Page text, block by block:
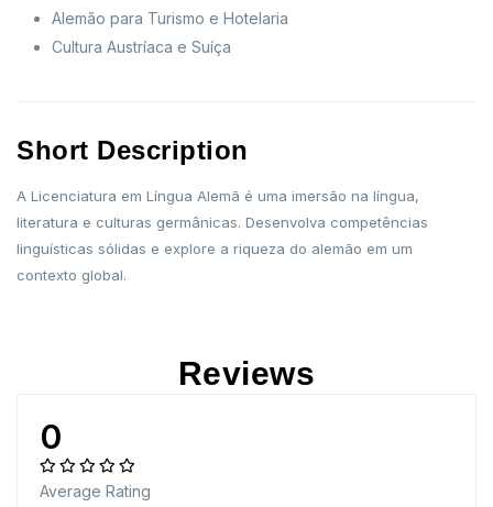
Alemão para Turismo e Hotelaria
Cultura Austríaca e Suíça
Short Description
A Licenciatura em Língua Alemã é uma imersão na língua,
literatura e culturas germânicas. Desenvolva competências
linguísticas sólidas e explore a riqueza do alemão em um
contexto global.
Reviews
0
Average Rating